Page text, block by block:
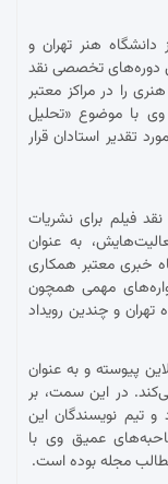
هنر تهران و
دوره‌های تخصصی نقد
را در مراکز معتبر
وی با موضوع «تحلیل
تقدیر استادان قرار
حرفه‌ای خود را از سال ۱۳۹۲ با نقد فیلم برای نشریات
به عنوان
خبری معتبر همکاری
مهمی همچون
تهران و چندین رویداد
آنلاین پیوسته و به عنوان
در این سمت، بر
تیم نویسندگان این
عمیق وی با
مجله بوده است.